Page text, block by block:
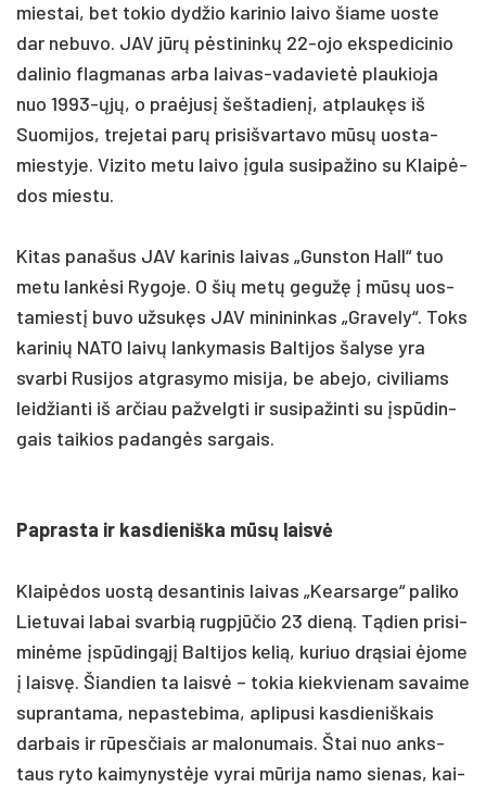
mies­tai, bet to­kio dyd­žio ka­ri­nio lai­vo šia­me uos­te
dar ne­bu­vo. JAV jūrų pėsti­ninkų 22-ojo eks­pe­di­ci­nio
da­li­nio flag­ma­nas ar­ba lai­vas-va­da­vietė plau­kio­ja
nuo 1993-ųjų, o pra­ėjusį šeš­ta­dienį, at­plaukęs iš
Suo­mi­jos, tre­je­tai par­ų pri­si­švar­ta­vo mūsų uos­ta­
mies­ty­je. Vi­zi­to me­tu lai­vo įgu­la su­si­pa­ži­no su Klaipė­
dos mies­tu.
Ki­tas pa­na­šus JAV ka­ri­nis lai­vas „Guns­ton Hall“ tuo
me­tu lankė­si Ry­go­je. O šių metų ge­gužę į mūsų uos­
ta­miestį bu­vo už­sukęs JAV mi­ni­nin­kas „Gra­ve­ly“. Toks
ka­ri­nių NA­TO laivų lan­ky­ma­sis Bal­ti­jos ša­ly­se yra
svar­bi Ru­si­jos at­gra­sy­mo mi­si­ja, be abe­jo, ci­vi­liams
leid­žian­ti iš ar­čiau pa­žvelg­ti ir su­si­pa­žin­ti su įspūdin­
gais tai­kios pa­dangės sar­gais.
Pap­ras­ta ir kas­die­niš­ka mūsų laisvė
Klaipė­dos uostą de­san­ti­nis lai­vas „Kear­sar­ge“ pa­li­ko
Lie­tu­vai la­bai svar­bią rugpjū­čio 23 dieną. Tądien pri­si­
minė­me įspūdingąjį Bal­ti­jos ke­lią, ku­riuo drąsiai ėjo­me
į laisvę. Šian­dien ta laisvė – to­kia kiek­vie­nam sa­vai­me
su­pran­ta­ma, ne­pas­te­bi­ma, ap­li­pu­si kas­die­niš­kais
dar­bais ir rūpes­čiais ar ma­lo­nu­mais. Štai nuo anks­
taus ry­to kai­my­nystė­je vy­rai mūri­ja na­mo sie­nas, kai­